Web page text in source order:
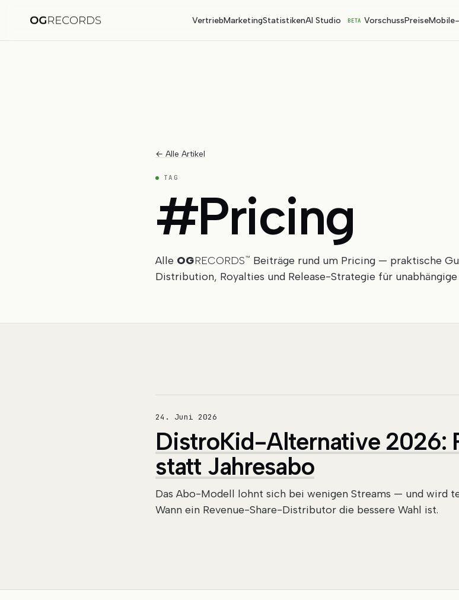
VertriebMarketingStatistikenAI Studio BETA VorschussPreise
← Alle Artikel
TAG
#Pricing
Alle OGRECORDS™
Beiträge rund um Pricing — praktische
Distribution, Royalties und Release-Strategie für
24. Juni 2026
DistroKid-Alternative 2026:
statt Jahresabo
Das Abo-Modell lohnt sich bei wenigen Streams — und wird
Wann ein Revenue-Share-Distributor die bessere Wahl ist.